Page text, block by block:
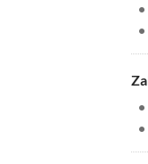
•
•
•
•